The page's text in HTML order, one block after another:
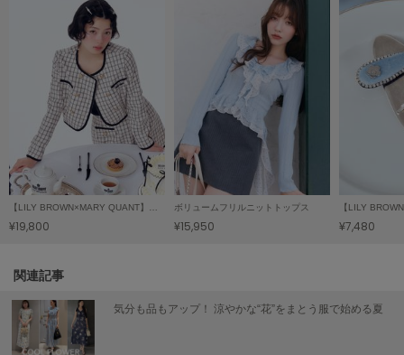
LILY BROWN Lingerie
リリーブラウンランジェリー
LITTLE UNION TOKYO
リトルユニオン トウキョウ
made of Organics
メイドオブオーガニクス
MICHU COQUETTE
ミチュ コケット
ミースロエ
miies miim
ミーエスミーム
【LILY BROWN×MARY QUANT】ダブルボタンジャケット
¥19,800
ボリュームフリルニットトップス
¥15,950 ¥7,480
関連記事
気分も品もアップ！ 涼やかな“花”をまとう服で始める夏